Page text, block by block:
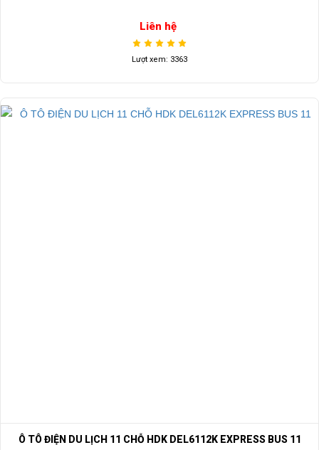
Liên hệ
Lượt xem: 3363
Ô TÔ ĐIỆN DU LỊCH 11 CHỖ HDK DEL6112K EXPRESS BUS 11